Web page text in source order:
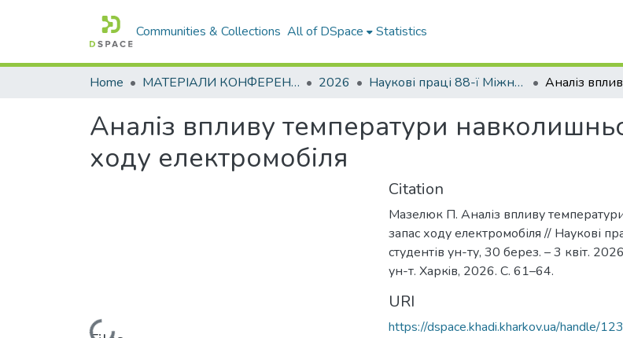
Communities & Collections All of DSpace Statistics
Home МАТЕРІАЛИ КОНФЕРЕНЦІЙ 2026 Наукові праці 88-ї Міжнародної наукової конференції студентів університету
Аналіз впливу температури
ходу електромобіля
Citation
Мазелюк П. Аналіз впливу
запас ходу електромобіля // Наукові
студентів ун-ту, 30 берез. – 3 квіт.
ун-т. Харкiв, 2026. С. 61–64.
URI
https://dspace.khadi.kharkov.ua/handle/